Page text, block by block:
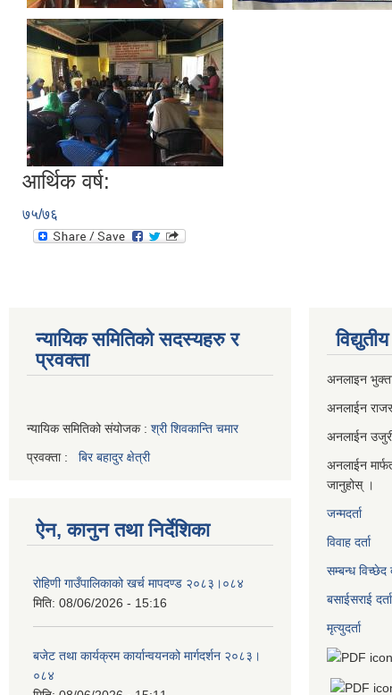
आर्थिक वर्ष:
७५/७६
न्यायिक समितिको सदस्यहरु र
प्रवक्ता
न्यायिक समितिको संयोजक : श्री शिवकान्ति चमार
प्रवक्ता : बिर बहादुर क्षेत्री
ऐन, कानुन तथा निर्देशिका
रोहिणी गाउँपालिकाको खर्च मापदण्ड २०८३।०८४
मिति: 08/06/2026 - 15:16
बजेट तथा कार्यक्रम कार्यान्वयनको मार्गदर्शन २०८३।
०८४
अनलाइन
अनलाईन
अनलाईन उजुरी
अनलाईन
जानुहोस् ।
जन्मदर्ता
विवाह दर्ता
सम्बन्ध विच्छेद
बसाईसराई दर्ता
मृत्युदर्ता